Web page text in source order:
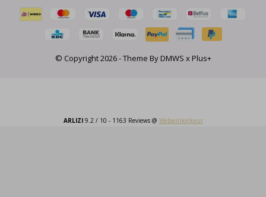
© Copyright2026- Theme ByDMWS x Plus+
ARLIZI9.2 / 10 - 1163 Reviews @ Webwinkelkeur